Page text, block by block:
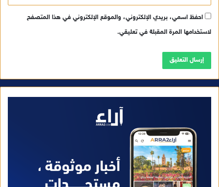
احفظ اسمي، بريدي الإلكتروني، والموقع الإلكتروني في هذا المتصفح
لاستخدامها المرة المقبلة في تعليقي.